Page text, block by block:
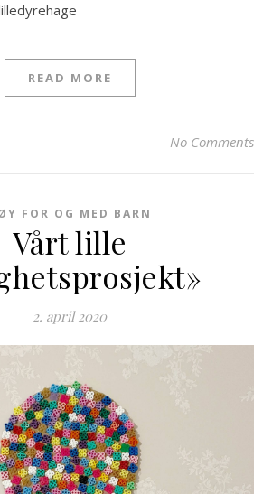
READ MORE
No Comments
FOR OG MED BARN
Vårt lille
2. april 2020